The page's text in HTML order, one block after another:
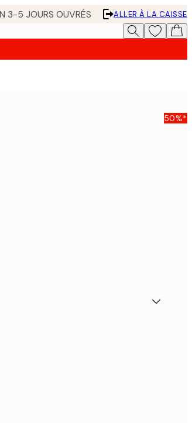
3-5 JOURS OUVRÉS
ALLER À LA CAISSE
50%*